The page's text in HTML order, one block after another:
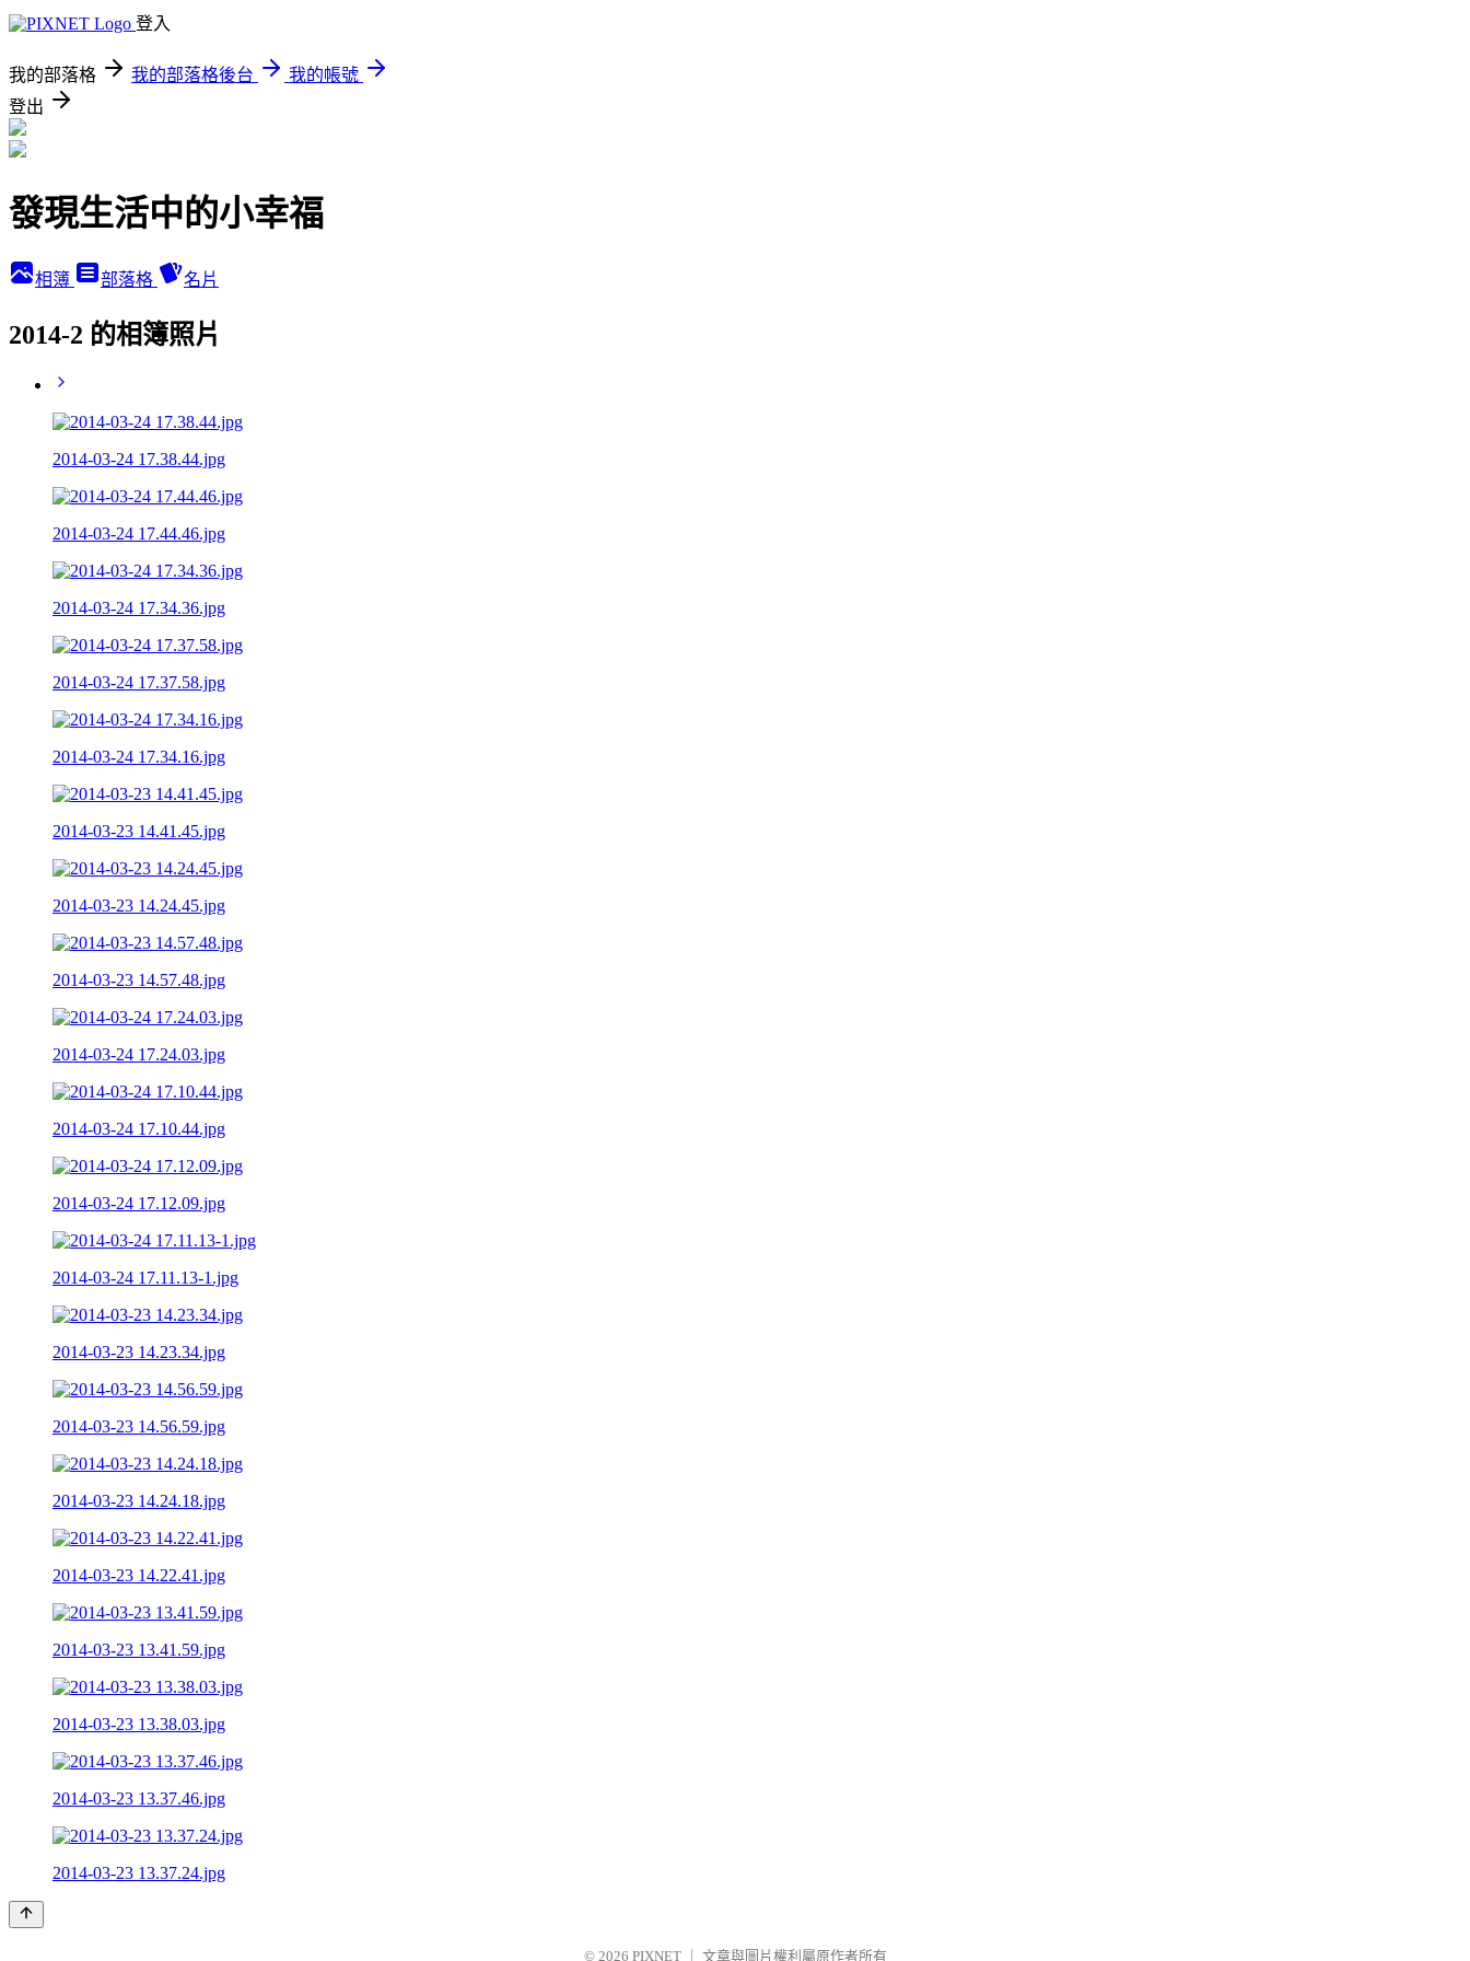
登入
我的部落格 我的部落格後台
我的帳號
登出
發現生活中的小幸福
相簿 部落格 名片
2014-2 的相簿照片
2014-03-24 17.38.44.jpg
2014-03-24 17.44.46.jpg
2014-03-24 17.34.36.jpg
2014-03-24 17.37.58.jpg
2014-03-24 17.34.16.jpg
2014-03-23 14.41.45.jpg
2014-03-23 14.24.45.jpg
2014-03-23 14.57.48.jpg
2014-03-24 17.24.03.jpg
2014-03-24 17.10.44.jpg
2014-03-24 17.12.09.jpg
2014-03-24 17.11.13-1.jpg
2014-03-23 14.23.34.jpg
2014-03-23 14.56.59.jpg
2014-03-23 14.24.18.jpg
2014-03-23 14.22.41.jpg
2014-03-23 13.41.59.jpg
2014-03-23 13.38.03.jpg
2014-03-23 13.37.46.jpg
2014-03-23 13.37.24.jpg
© 2026 PIXNET 文章與圖片權利屬原作者所有